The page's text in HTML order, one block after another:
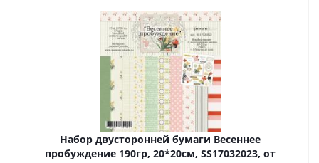
Набор двусторонней бумаги Весеннее
пробуждение 190гр, 20*20см, SS17032023, от